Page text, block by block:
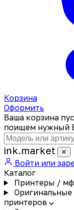
Корзина
Оформить
Ваша корзина
поищем нужный
ink.market ✕
Войти или
Каталог
Принтеры /
принтеров